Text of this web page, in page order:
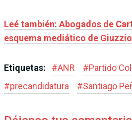
Leé también: Abogados de
esquema mediático de Giuzzio
Etiquetas: #ANR #Partido
#precandidatura #Santiago